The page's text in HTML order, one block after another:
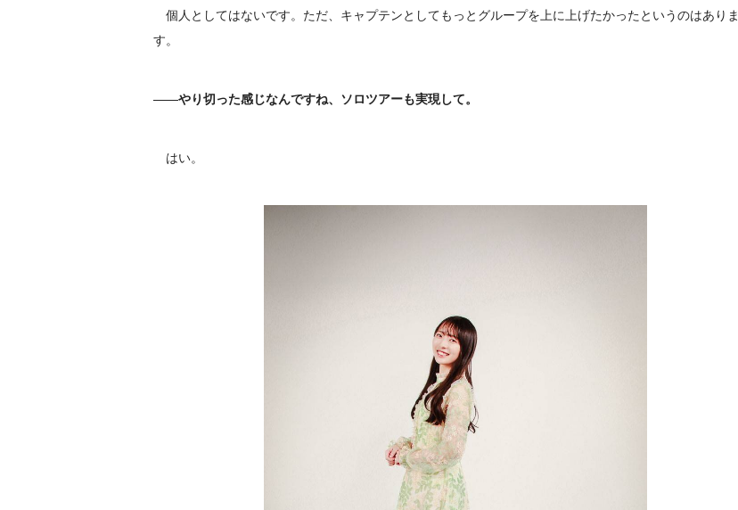
個人としてはないです。ただ、キャプテンとしてもっとグループを上に上げたかったというのはありま
す。
――やり切った感じなんですね、ソロツアーも実現して。
はい。